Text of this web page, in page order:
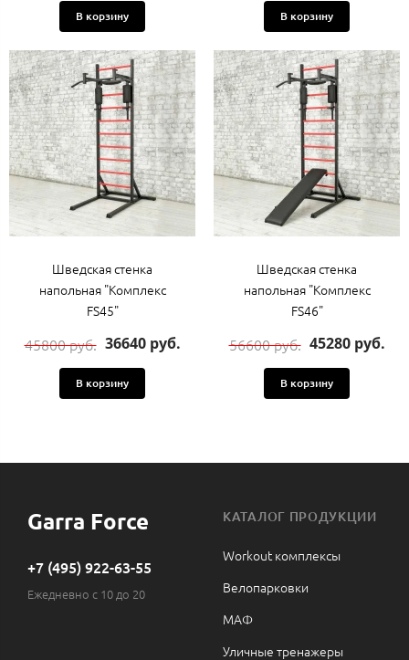
В корзину В корзину
Шведская стенка
напольная "Комплекс
FS45"
45800 руб. 36640 руб.
В корзину
Шведская стенка
напольная "Комплекс
FS46"
56600 руб. 45280 руб.
В корзину
Garra Force
+7 (495) 922-63-55
Ежедневно с 10 до 20
КАТАЛОГ ПРОДУКЦИИ
Workout комплексы
Велопарковки
МАФ
Уличные тренажеры